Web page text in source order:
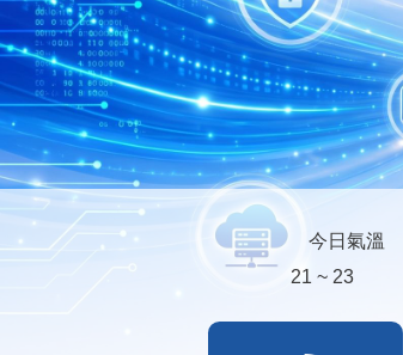
今日氣溫
21 ~ 23